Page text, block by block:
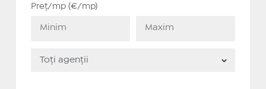
Preț/mp (€/mp)